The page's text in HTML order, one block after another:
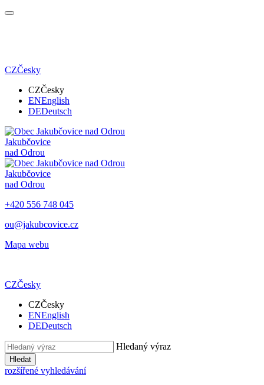
CZČesky
CZČesky
ENEnglish
DEDeutsch
Jakubčovice
nad Odrou
Jakubčovice
nad Odrou
+420 556 748 045
ou@jakubcovice.cz
Mapa webu
CZČesky
CZČesky
ENEnglish
DEDeutsch
Hledaný výraz
Hledat
rozšířené vyhledávání